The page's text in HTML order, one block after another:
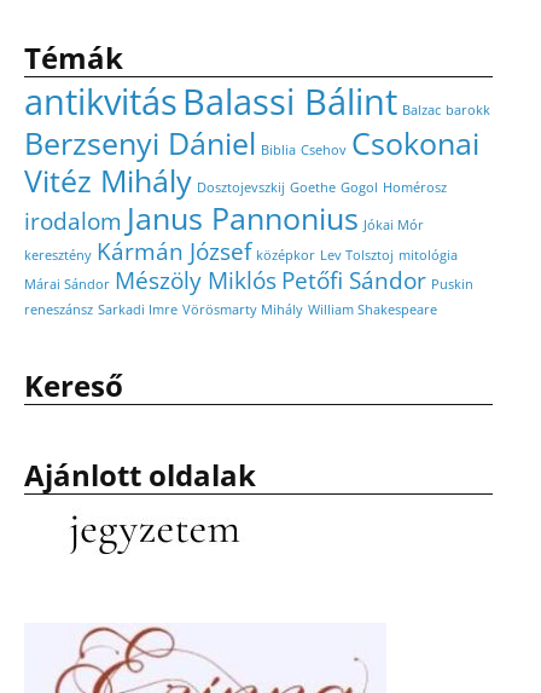
Témák
antikvitásBalassi Bálint Balzac barokk
Berzsenyi Dániel Biblia Csehov Csokonai
Vitéz Mihály Dosztojevszkij Goethe Gogol Homérosz
irodalom Janus Pannonius Jókai Mór
keresztény Kármán József középkor Lev Tolsztoj mitológia
Márai Sándor Mészöly MiklósPetőfi Sándor Puskin
reneszánsz Sarkadi Imre Vörösmarty Mihály William Shakespeare
Kereső
Ajánlott oldalak